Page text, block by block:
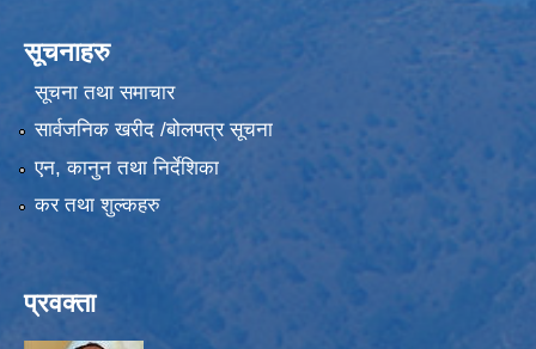
सूचनाहरु
सूचना तथा समाचार
सार्वजनिक खरीद /बोलपत्र सूचना
एन, कानुन तथा निर्देशिका
कर तथा शुल्कहरु
प्रवक्ता